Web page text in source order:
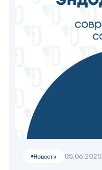
Новости 05.06.2025